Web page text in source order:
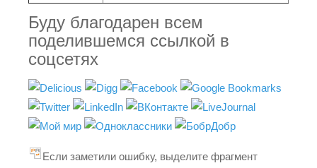
Буду благодарен всем
поделившемся ссылкой в
соцсетях
Если заметили ошибку, выделите фрагмент